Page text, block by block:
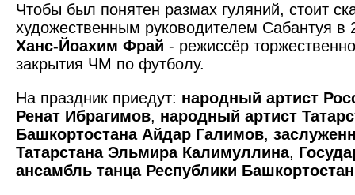
Чтобы был понятен размах гуляний, стоит
художественным руководителем Сабантуя в
Ханс-Йоахим Фрай - режиссёр
закрытия ЧМ по футболу.
На праздник приедут: народный артист
Ренат Ибрагимов, народный артист
Башкортостана Айдар Галимов,
Татарстана Эльмира Калимуллина,
ансамбль танца Республики Башкортостан